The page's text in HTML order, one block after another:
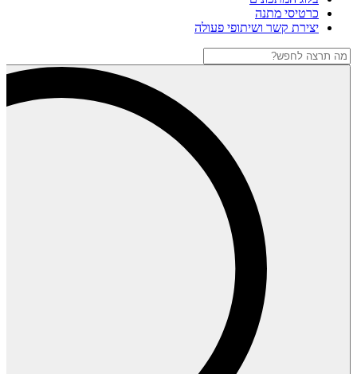
כרטיסי מתנה
יצירת קשר ושיתופי פעולה